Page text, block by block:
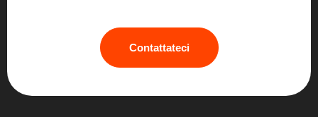
Contattateci